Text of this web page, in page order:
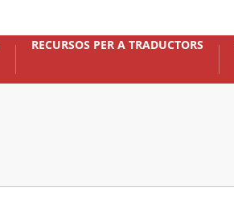
RECURSOS PER A TRADUCTORS